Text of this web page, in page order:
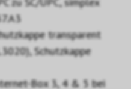
transparent
Schutzkappe
Box 3, 4 & 5 bei